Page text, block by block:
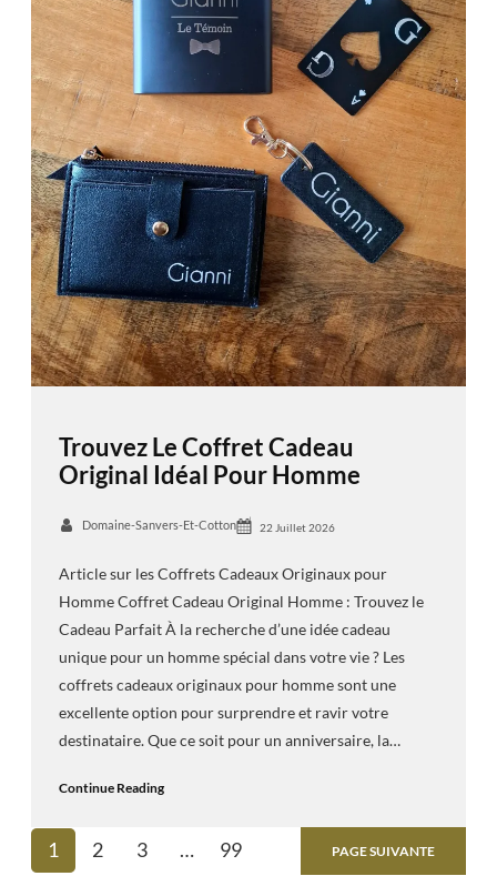
Trouvez Le Coffret Cadeau
Original Idéal Pour Homme
Domaine-Sanvers-Et-Cotton 22 Juillet 2026
Article sur les Coffrets Cadeaux Originaux pour
Homme Coffret Cadeau Original Homme : Trouvez le
Cadeau Parfait À la recherche d’une idée cadeau
unique pour un homme spécial dans votre vie ? Les
coffrets cadeaux originaux pour homme sont une
excellente option pour surprendre et ravir votre
destinataire. Que ce soit pour un anniversaire, la…
Continue Reading
1 2 3 … 99 PAGE SUIVANTE